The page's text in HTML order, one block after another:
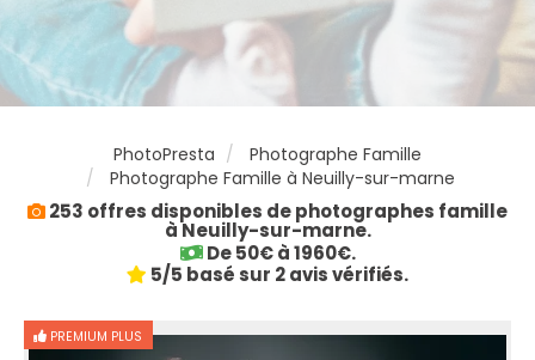
PhotoPresta
Photographe Famille
Photographe Famille à Neuilly-sur-marne
253 offres disponibles de photographes famille
à Neuilly-sur-marne.
De 50€ à 1960€.
5/5 basé sur 2 avis vérifiés.
PREMIUM PLUS